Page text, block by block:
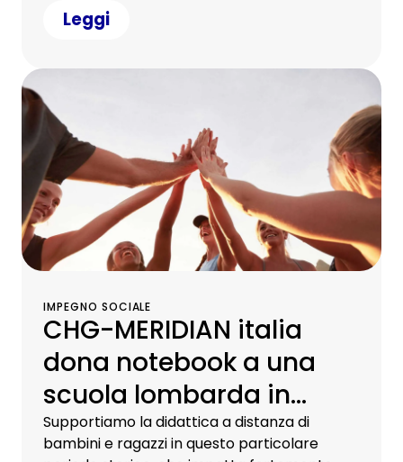
Leggi
IMPEGNO SOCIALE
CHG-MERIDIAN italia
dona notebook a una
scuola lombarda in
collaborazione con
Supportiamo la didattica a distanza di
bambini e ragazzi in questo particolare